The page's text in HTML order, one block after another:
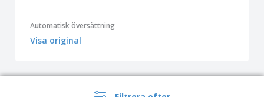
Automatisk översättning
Visa original
Visa alla recensioner